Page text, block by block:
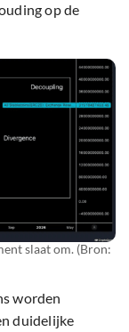
op de
slaat om. (Bron:
worden
duidelijke